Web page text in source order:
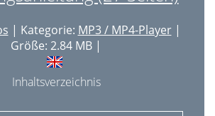
| Kategorie: MP3 / MP4-Player|
Größe: 2.84 MB |
Inhaltsverzeichnis